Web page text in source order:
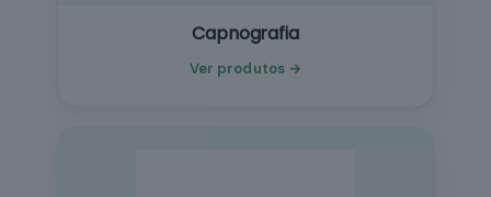
Capnografia
Ver produtos →